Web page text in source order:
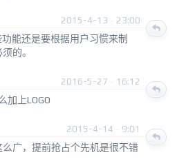
2015-4-13 · 23:00
能还是要根据用户习惯来制
的。
2016-5-27 · 16:12
加上LOGO
2015-4-14 · 9:01
广，提前抢占个先机是很不错